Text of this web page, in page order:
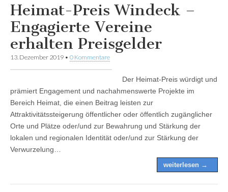
Heimat-Preis Windeck –
Engagierte Vereine
erhalten Preisgelder
13. Dezember 2019 • 0 Kommentare
Der Heimat-Preis würdigt und
prämiert Engagement und nachahmenswerte Projekte im
Bereich Heimat, die einen Beitrag leisten zur
Attraktivitätssteigerung öffentlicher oder öffentlich zugänglicher
Orte und Plätze oder/und zur Bewahrung und Stärkung der
lokalen und regionalen Identität oder/und zur Stärkung der
Verwurzelung…
weiterlesen →